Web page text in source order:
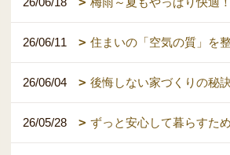
26/06/11 住まいの「空気の質」を
26/06/04 後悔しない家づくりの秘
26/05/28 ずっと安心して暮らすた